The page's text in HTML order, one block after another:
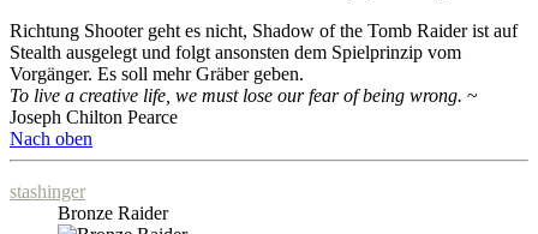
Richtung Shooter geht es nicht, Shadow of the Tomb Raider ist auf
Stealth ausgelegt und folgt ansonsten dem Spielprinzip vom
Vorgänger. Es soll mehr Gräber geben.
To live a creative life, we must lose our fear of being wrong. ~
Joseph Chilton Pearce
Nach oben
stashinger
Bronze Raider